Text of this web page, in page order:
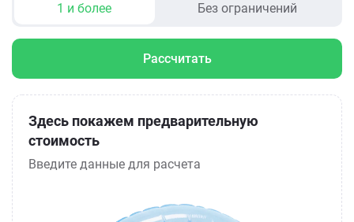
1 и более Без ограничений
Рассчитать
Здесь покажем предварительную
стоимость
Введите данные для расчета